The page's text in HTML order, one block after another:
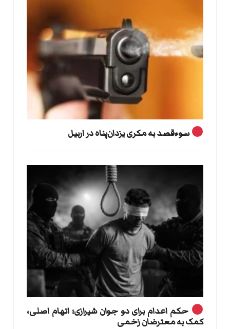
سوءقصد به مکری یزدان‌پناه در اربیل
حکم اعدام برای دو جوان شیرازی؛ اتهام اصلی،
کمک به معترضان زخمی